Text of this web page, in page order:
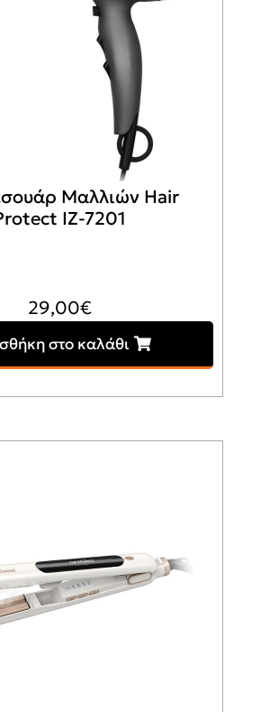
Μαλλιών Hair
IZ-7201
29,00€
στο καλάθι